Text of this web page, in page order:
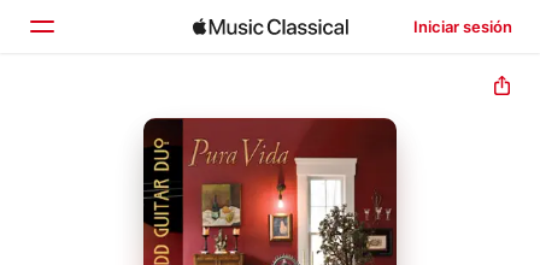
Iniciar sesión